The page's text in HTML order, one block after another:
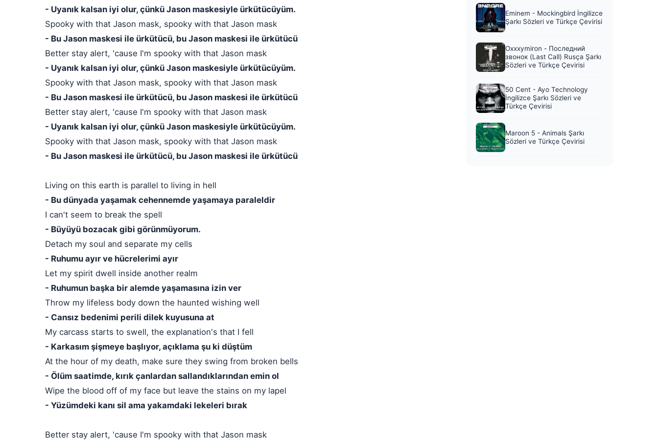
- Uyanık kalsan iyi olur, çünkü Jason maskesiyle ürkütücüyüm.
Spooky with that Jason mask, spooky with that Jason mask
- Bu Jason maskesi ile ürkütücü, bu Jason maskesi ile ürkütücü
Better stay alert, 'cause I'm spooky with that Jason mask
- Uyanık kalsan iyi olur, çünkü Jason maskesiyle ürkütücüyüm.
Spooky with that Jason mask, spooky with that Jason mask
- Bu Jason maskesi ile ürkütücü, bu Jason maskesi ile ürkütücü
Better stay alert, 'cause I'm spooky with that Jason mask
- Uyanık kalsan iyi olur, çünkü Jason maskesiyle ürkütücüyüm.
Spooky with that Jason mask, spooky with that Jason mask
- Bu Jason maskesi ile ürkütücü, bu Jason maskesi ile ürkütücü
Living on this earth is parallel to living in hell
- Bu dünyada yaşamak cehennemde yaşamaya paraleldir
I can't seem to break the spell
- Büyüyü bozacak gibi görünmüyorum.
Detach my soul and separate my cells
- Ruhumu ayır ve hücrelerimi ayır
Let my spirit dwell inside another realm
- Ruhumun başka bir alemde yaşamasına izin ver
Throw my lifeless body down the haunted wishing well
- Cansız bedenimi perili dilek kuyusuna at
My carcass starts to swell, the explanation's that I fell
- Karkasım şişmeye başlıyor, açıklama şu ki düştüm
At the hour of my death, make sure they swing from broken bells
- Ölüm saatimde, kırık çanlardan sallandıklarından emin ol
Wipe the blood off of my face but leave the stains on my lapel
- Yüzümdeki kanı sil ama yakamdaki lekeleri bırak
Better stay alert, 'cause I'm spooky with that Jason mask
Eminem - Mockingbird İngilizce
Şarkı Sözleri ve Türkçe Çevirisi
Oxxxymiron - Последний
звонок (Last Call) Rusça Şarkı
Sözleri ve Türkçe Çevirisi
50 Cent - Ayo Technology
İngilizce Şarkı Sözleri ve
Türkçe Çevirisi
Maroon 5 - Animals Şarkı
Sözleri ve Türkçe Çevirisi